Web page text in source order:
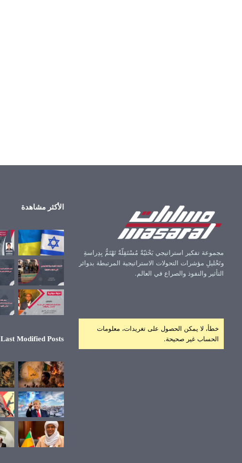
مجموعة تفكير استراتيجي بَحْثيّةٌ مُسْتَقِلّةٌ تَهْتَمُّ بِدِراسةِ
وتَحْليلِ مؤشرات التحولات الاستراتيجية المرتبطة بدوائر
التأثير والنفوذ والصراع في العالم.
خطأ، لا يمكن الحصول على تغريدات، معلومات
الحساب غير صحيحة.
الأكثر مشاهدة
Last Modified Posts